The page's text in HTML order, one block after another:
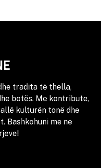
tradita të thella,
botës. Me kontribute,
kulturën tonë dhe
Bashkohuni me ne